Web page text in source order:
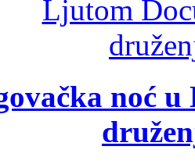
noć